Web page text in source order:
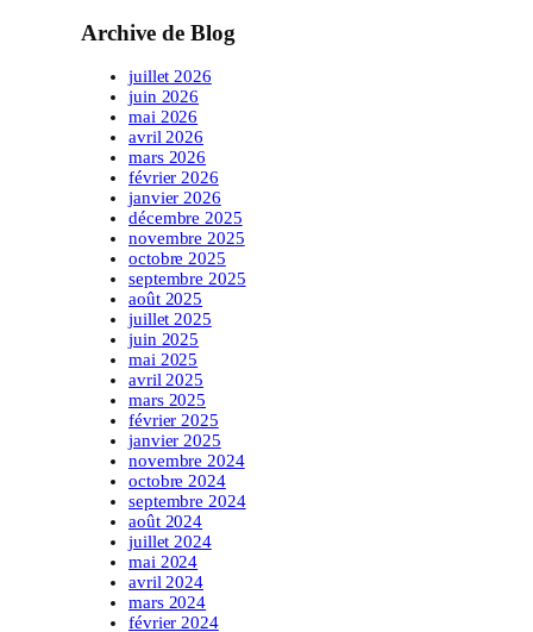
Archive de Blog
juillet 2026
juin 2026
mai 2026
avril 2026
mars 2026
février 2026
janvier 2026
décembre 2025
novembre 2025
octobre 2025
septembre 2025
août 2025
juillet 2025
juin 2025
mai 2025
avril 2025
mars 2025
février 2025
janvier 2025
novembre 2024
octobre 2024
septembre 2024
août 2024
juillet 2024
mai 2024
avril 2024
mars 2024
février 2024